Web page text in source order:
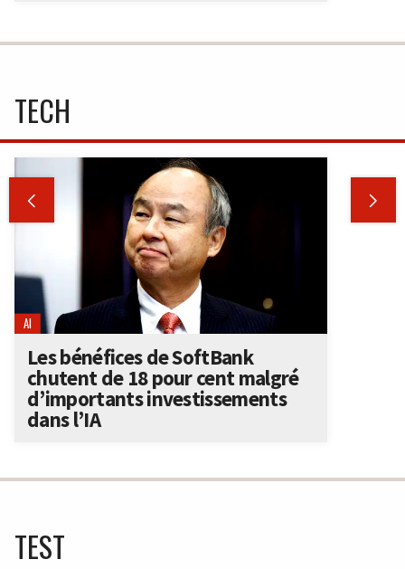
TECH
 
AI
Les bénéfices de SoftBank
chutent de 18 pour cent malgré
d’importants investissements
dans l’IA
TEST